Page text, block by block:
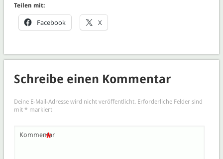
Teilen mit:
Facebook X
Schreibe einen Kommentar
Deine E-Mail-Adresse wird nicht veröffentlicht. Erforderliche Felder sind
mit * markiert
Kommentar
*